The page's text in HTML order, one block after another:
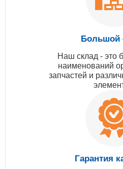
Большой
Наш склад - это
наименований
запчастей и
Гарантия